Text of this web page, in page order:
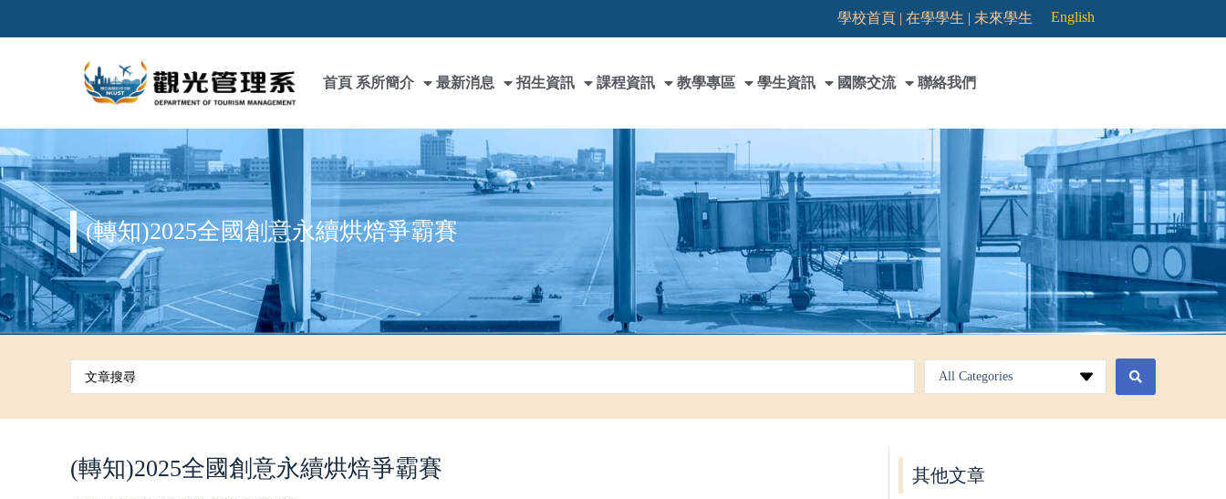
學校首頁 |在學學生 | 未來學生 English
首頁 系所簡介 最新消息 招生資訊 課程資訊 教學專區 學生資訊 國際交流 聯絡我們
(轉知)2025全國創意永續烘焙爭霸賽
All Categories
(轉知)2025全國創意永續烘焙爭霸賽 其他文章